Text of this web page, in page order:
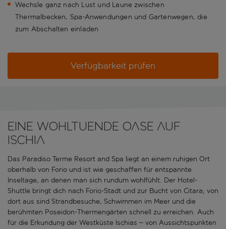
Wechsle ganz nach Lust und Laune zwischen
Thermalbecken, Spa-Anwendungen und Gartenwegen, die
zum Abschalten einladen
Verfügbarkeit prüfen
Eine wohltuende Oase auf
Ischia
Das Paradiso Terme Resort and Spa liegt an einem ruhigen Ort
oberhalb von Forio und ist wie geschaffen für entspannte
Inseltage, an denen man sich rundum wohlfühlt. Der Hotel-
Shuttle bringt dich nach Forio-Stadt und zur Bucht von Citara; von
dort aus sind Strandbesuche, Schwimmen im Meer und die
berühmten Poseidon-Thermengärten schnell zu erreichen. Auch
für die Erkundung der Westküste Ischias – von Aussichtspunkten